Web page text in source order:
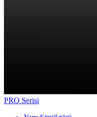
PRO Serisi